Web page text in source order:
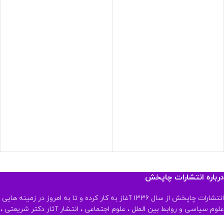
درباره انتشارات چاپخش
انتشارات چاپخش از سال ۱۳۳۶ آغاز به کار کرده و تا به امروز در زمینه هایی
علوم سیاسی و روابط بین الملل ، علوم اجتماعی ، انتشار آثار دکتر شریعتی ،